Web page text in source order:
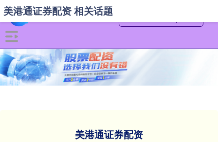
美港通证券配资
美港通证券配资 相关话题